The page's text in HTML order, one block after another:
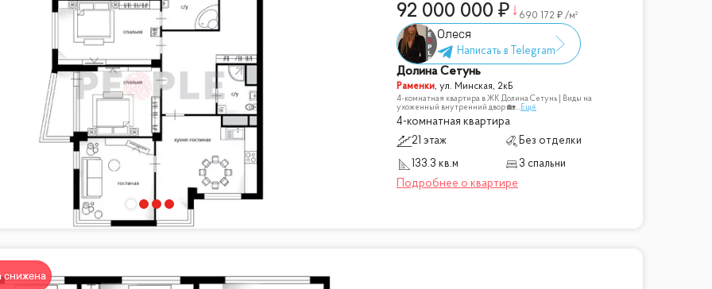
92 000 000 690 172 /м²
Олеся
Долина Сетунь
Раменки, ул. Минская, 2кБ
4-комнатная квартира в ЖК Долина Сетунь | Виды на
ухоженный внутренний двор 🏡...Ещё
4-комнатная квартира
21 этаж
Без отделки
133.3 кв.м
3 спальни
снижена